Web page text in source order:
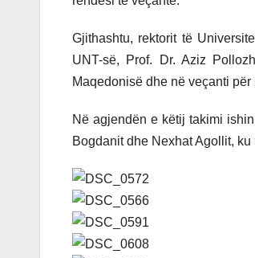
Gjithashtu, rektorit të
UNT-së, Prof. Dr. Aziz
Maqedonisë dhe në veçanti për
Në agjendën e këtij takimi
Bogdanit dhe Nexhat Agollit,